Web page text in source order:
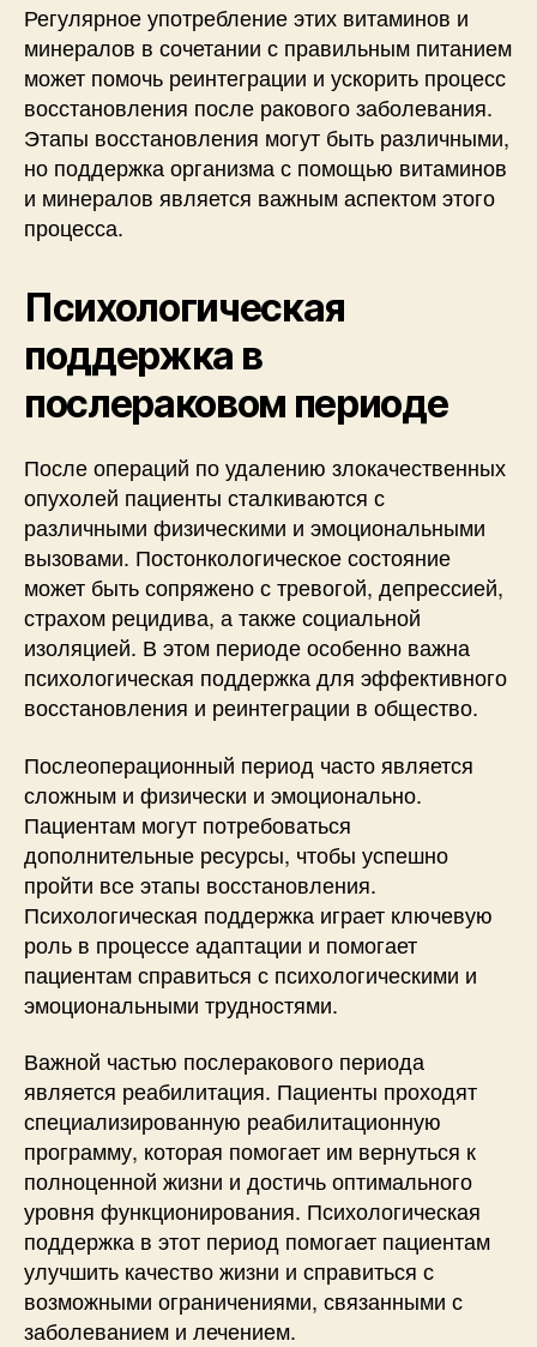
Регулярное употребление этих витаминов и
минералов в сочетании с правильным питанием
может помочь реинтеграции и ускорить процесс
восстановления после ракового заболевания.
Этапы восстановления могут быть различными,
но поддержка организма с помощью витаминов
и минералов является важным аспектом этого
процесса.
Психологическая
поддержка в
послераковом периоде
После операций по удалению злокачественных
опухолей пациенты сталкиваются с
различными физическими и эмоциональными
вызовами. Постонкологическое состояние
может быть сопряжено с тревогой, депрессией,
страхом рецидива, а также социальной
изоляцией. В этом периоде особенно важна
психологическая поддержка для эффективного
восстановления и реинтеграции в общество.
Послеоперационный период часто является
сложным и физически и эмоционально.
Пациентам могут потребоваться
дополнительные ресурсы, чтобы успешно
пройти все этапы восстановления.
Психологическая поддержка играет ключевую
роль в процессе адаптации и помогает
пациентам справиться с психологическими и
эмоциональными трудностями.
Важной частью послеракового периода
является реабилитация. Пациенты проходят
специализированную реабилитационную
программу, которая помогает им вернуться к
полноценной жизни и достичь оптимального
уровня функционирования. Психологическая
поддержка в этот период помогает пациентам
улучшить качество жизни и справиться с
возможными ограничениями, связанными с
заболеванием и лечением.